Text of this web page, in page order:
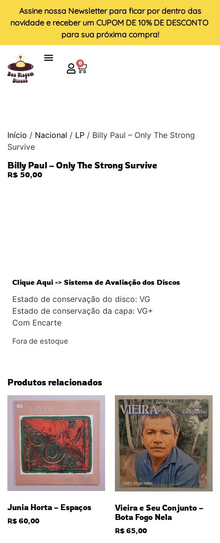
Assine nossa Newsletter para ficar por dentro das
novidade e receber um CUPOM DE 10% DE DESCONTO
para sua próxima compra!
0
Início / Nacional / LP / Billy Paul – Only The Strong
Survive
Billy Paul – Only The Strong Survive
R$ 50,00
Clique Aqui -> Sistema de Avaliação dos Discos
Estado de conservação do disco: VG
Estado de conservação da capa: VG+
Com Encarte
Fora de estoque
Produtos relacionados
Junia Horta – Espaços
R$60,00
Vieira e Seu Conjunto –
Bota Fogo Nela
R$65,00